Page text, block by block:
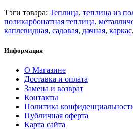
Тэги товара: Теплица, теплица из
поликарбонатная теплица,
каплевидная, садовая, дачная, каркас,
Информация
О Магазине
Доставка и оплата
Замена и возврат
Контакты
Политика
Публичная оферта
Карта сайта